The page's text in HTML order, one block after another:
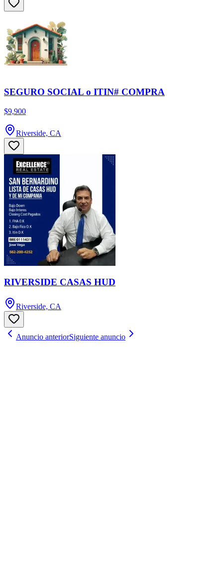
SEGURO SOCIAL o ITIN# COMPRA
$9,900
Riverside, CA
RIVERSIDE CASAS HUD
Riverside, CA
Anuncio anteriorSiguiente anuncio